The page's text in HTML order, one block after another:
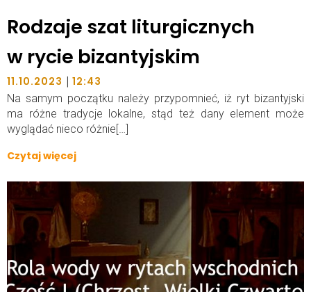
Rodzaje szat liturgicznych
w rycie bizantyjskim
11.10.2023 | 12:43
Na samym początku należy przypomnieć, iż ryt bizantyjski
ma różne tradycje lokalne, stąd też dany element może
wyglądać nieco różnie[…]
Czytaj więcej